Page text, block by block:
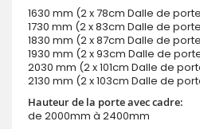
1630 mm (2 x 78cm Dalle de
1730 mm (2 x 83cm Dalle de
1830 mm (2 x 87cm Dalle de
1930 mm (2 x 93cm Dalle de
2030 mm (2 x 101cm Dalle de
2130 mm (2 x 103cm Dalle de
Hauteur de la porte avec cadre:
de 2000mm à 2400mm